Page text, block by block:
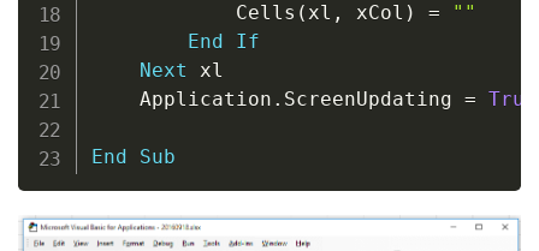
            Cells
( xl , xCol ) =
""
End
If
Next xl
    Application
. ScreenUpdating = True
End Sub